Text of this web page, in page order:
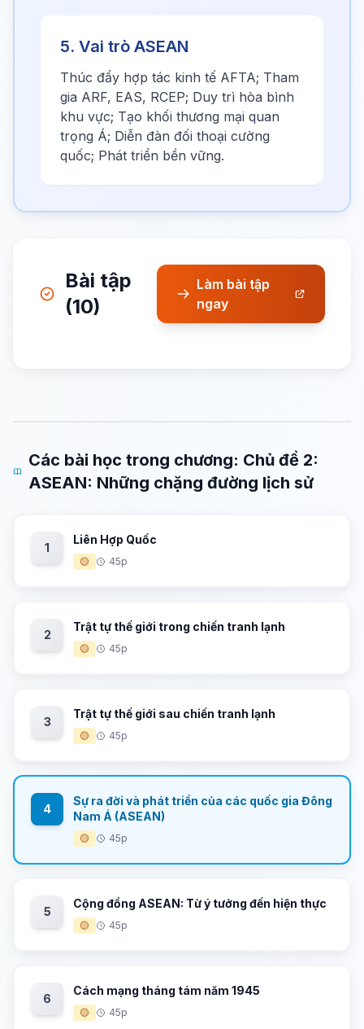
5. Vai trò ASEAN
Thúc đẩy hợp tác kinh tế AFTA; Tham
gia ARF, EAS, RCEP; Duy trì hòa bình
khu vực; Tạo khối thương mại quan
trọng Á; Diễn đàn đối thoại cường
quốc; Phát triển bền vững.
Bài tập
(10)
Làm bài tập
ngay
Các bài học trong chương: Chủ đề 2:
ASEAN: Những chặng đường lịch sử
1
Liên Hợp Quốc
🟡 45p
2
Trật tự thế giới trong chiến tranh lạnh
🟡 45p
3
Trật tự thế giới sau chiến tranh lạnh
🟡 45p
4
Sự ra đời và phát triển của các quốc gia Đông
Nam Á (ASEAN)
🟡 45p
5
Cộng đồng ASEAN: Từ ý tưởng đến hiện thực
🟡 45p
6
Cách mạng tháng tám năm 1945
🟡 45p